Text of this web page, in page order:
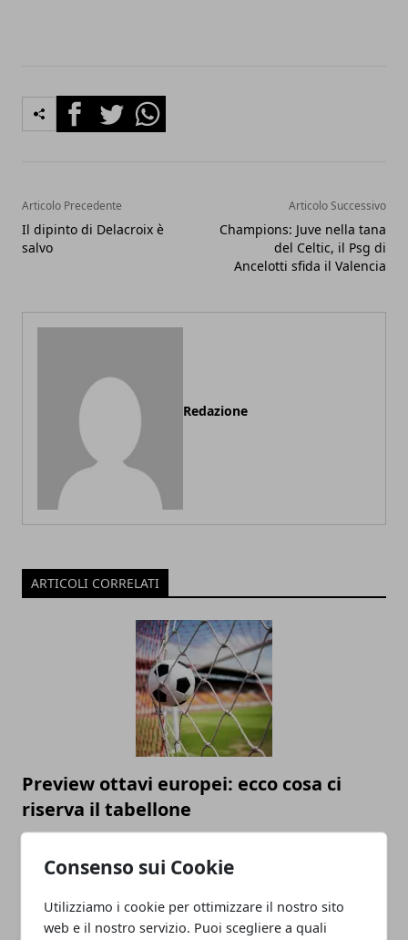
Consenso sui Cookie
Utilizziamo i cookie per ottimizzare il nostro sito
web e il nostro servizio. Puoi scegliere a quali
FacebookTwitterWhatsapp
Articolo Precedente
Il dipinto di Delacroix è
salvo
Articolo Successivo
Champions: Juve nella tana
del Celtic, il Psg di
Ancelotti sfida il Valencia
Redazione
ARTICOLI CORRELATI
Preview ottavi europei: ecco cosa ci
riserva il tabellone
26/06/2021